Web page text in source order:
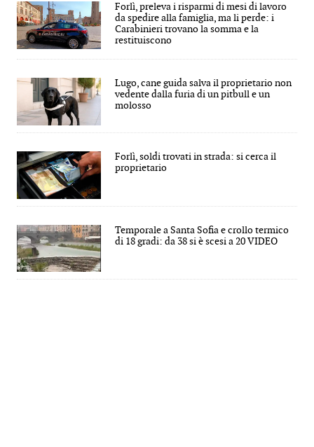
Forlì, preleva i risparmi di mesi di lavoro
da spedire alla famiglia, ma li perde: i
Carabinieri trovano la somma e la
restituiscono
Lugo, cane guida salva il proprietario non
vedente dalla furia di un pitbull e un
molosso
Forlì, soldi trovati in strada: si cerca il
proprietario
Temporale a Santa Sofia e crollo termico
di 18 gradi: da 38 si è scesi a 20 VIDEO